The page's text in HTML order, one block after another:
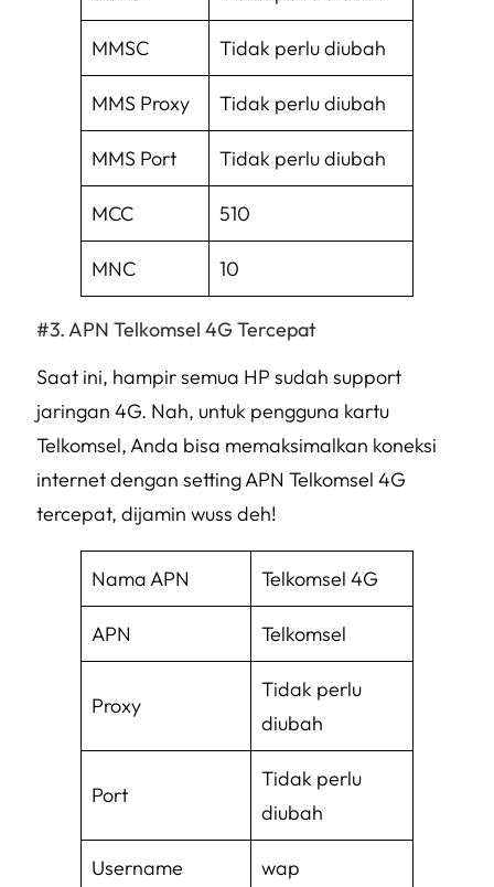
MMSC Tidak perlu diubah
MMS Proxy Tidak perlu diubah
MMS Port Tidak perlu diubah
MCC 510
MNC 10
APN Telkomsel 4G Tercepat
Saat ini, hampir semua HP sudah support
jaringan 4G. Nah, untuk pengguna kartu
Telkomsel, Anda bisa memaksimalkan koneksi
internet dengan setting APN Telkomsel 4G
tercepat, dijamin wuss deh!
Nama APN Telkomsel 4G
APN Telkomsel
Proxy
Tidak perlu
diubah
Port
Tidak perlu
diubah
Username wap